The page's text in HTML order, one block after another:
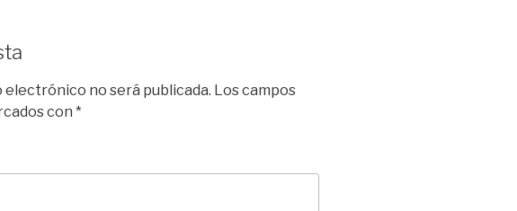
no será publicada. Los campos
con *